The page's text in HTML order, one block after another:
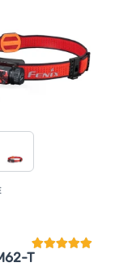
in Wasser bis
6)
T